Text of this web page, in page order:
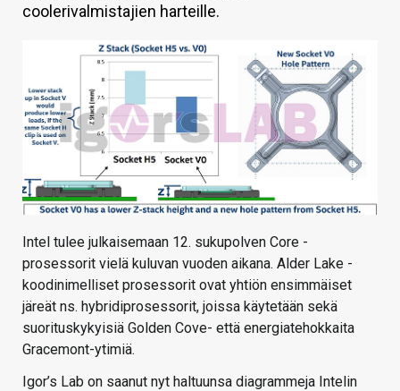
VAIHDA TEEMA
HAKU
coolerivalmistajien harteille.
Intel tulee julkaisemaan 12. sukupolven Core -
prosessorit vielä kuluvan vuoden aikana. Alder Lake -
koodinimelliset prosessorit ovat yhtiön ensimmäiset
järeät ns. hybridiprosessorit, joissa käytetään sekä
suorituskykyisiä Golden Cove- että energiatehokkaita
Gracemont-ytimiä.
Igor’s Lab on saanut nyt haltuunsa diagrammeja Intelin